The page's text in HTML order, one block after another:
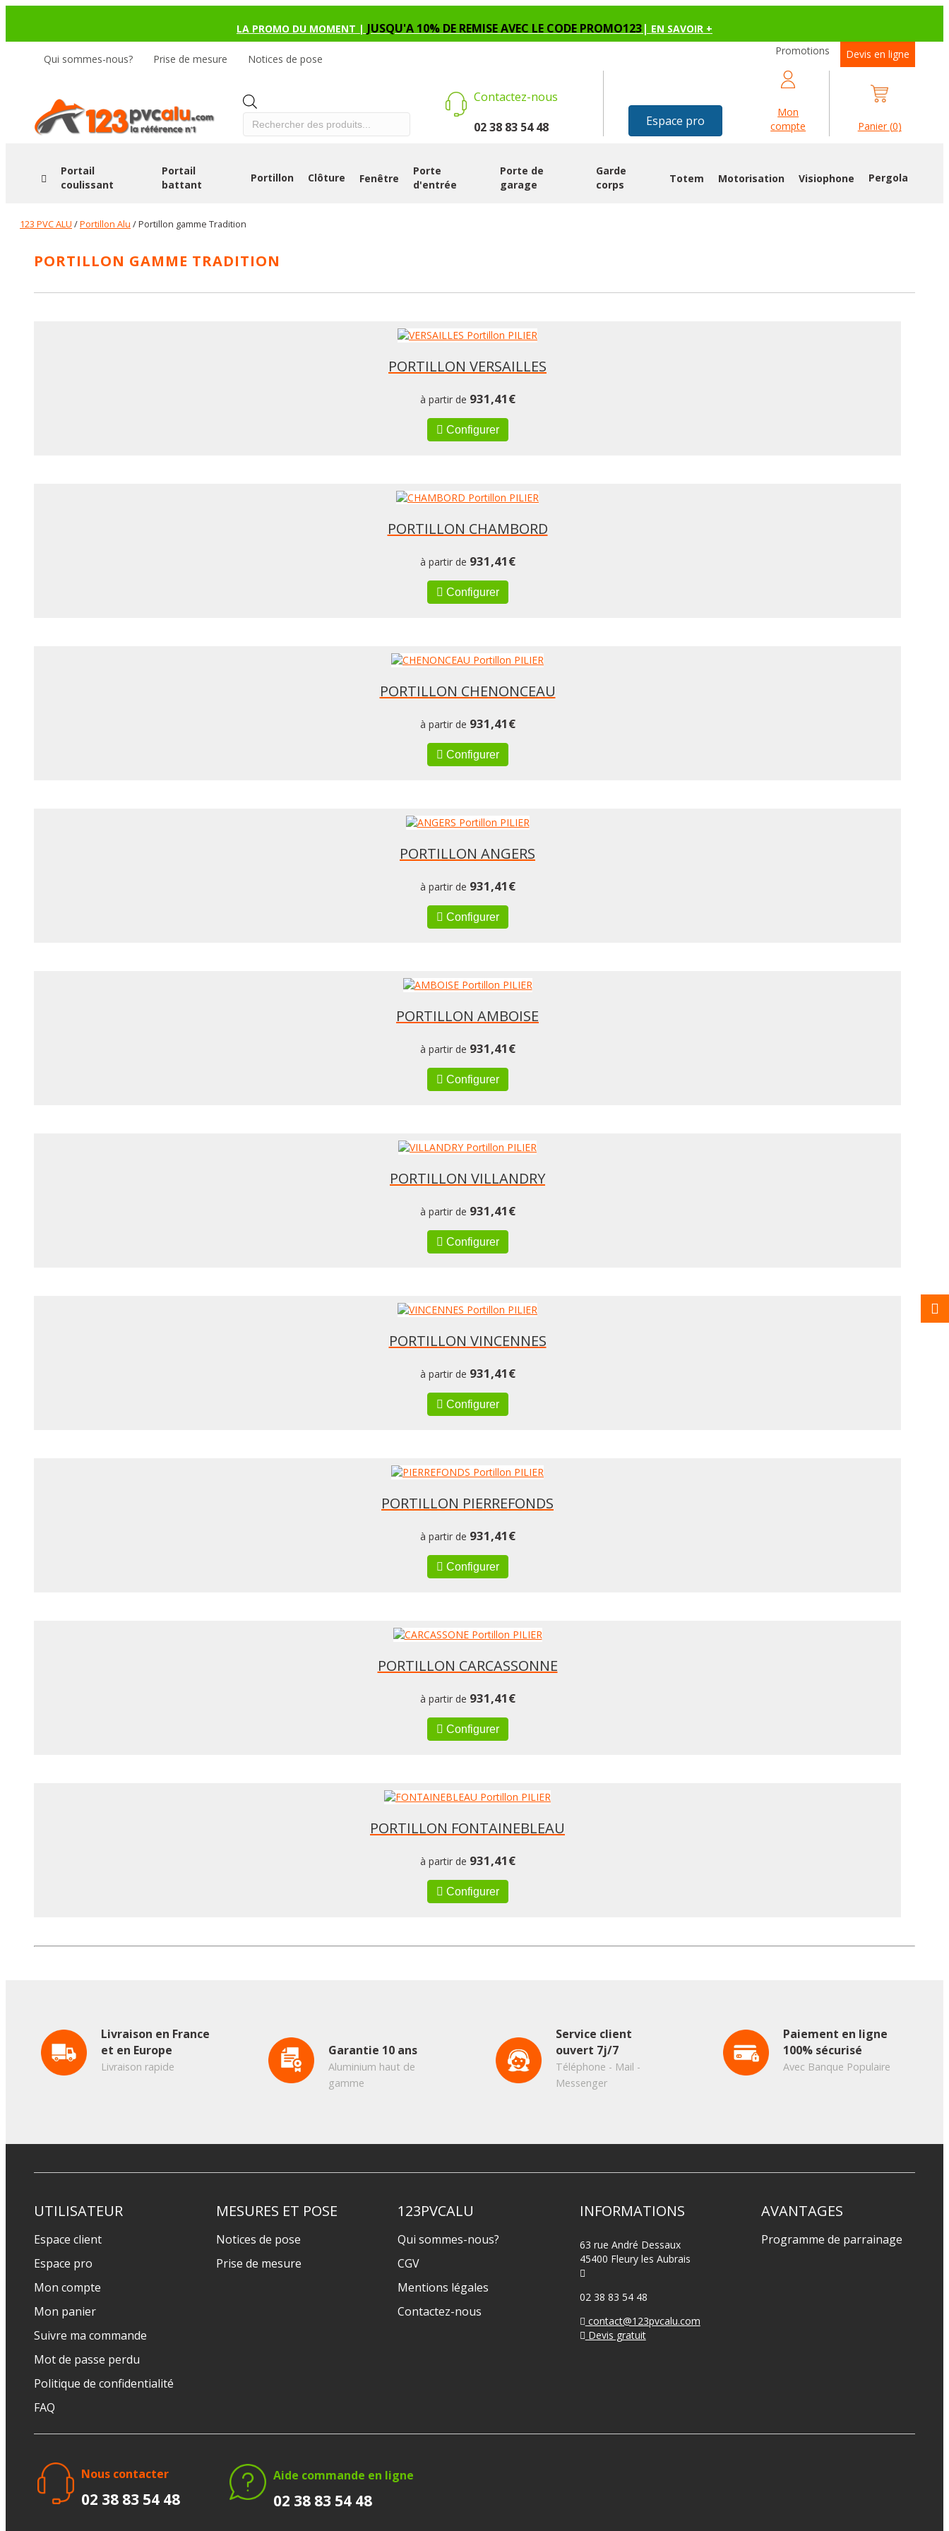
LA PROMO DU MOMENT | JUSQU'A 10% DE REMISE AVEC LE CODE PROMO123| EN SAVOIR +
Qui sommes-nous? Prise de mesure Notices de pose
Promotions Devis en ligne
search
Contactez-nous
02 38 83 54 48
Espace pro
Mon
compte
Panier(0)
Portail
coulissant
Portail
battant
Portillon Clôture Fenêtre
Porte
d'entrée
Porte de
garage
Garde
corps
Totem Motorisation Visiophone Pergola
123 PVC ALU /Portillon Alu / Portillon gamme Tradition
PORTILLON GAMME TRADITION
PORTILLON VERSAILLES
à partir de 931,41€
Configurer
PORTILLON CHAMBORD
à partir de 931,41€
Configurer
PORTILLON CHENONCEAU
à partir de 931,41€
Configurer
PORTILLON ANGERS
à partir de 931,41€
Configurer
PORTILLON AMBOISE
à partir de 931,41€
Configurer
PORTILLON VILLANDRY
à partir de 931,41€
Configurer
PORTILLON VINCENNES
à partir de 931,41€
Configurer
PORTILLON PIERREFONDS
à partir de 931,41€
Configurer
PORTILLON CARCASSONNE
à partir de 931,41€
Configurer
PORTILLON FONTAINEBLEAU
à partir de 931,41€
Configurer
Livraison en France
et en Europe
Livraison rapide
Garantie 10 ans
Aluminium haut de
gamme
Service client
ouvert 7j/7
Téléphone - Mail -
Messenger
Paiement en ligne
100% sécurisé
Avec Banque Populaire
UTILISATEUR
Espace client
Espace pro
Mon compte
Mon panier
Suivre ma commande
Mot de passe perdu
Politique de confidentialité
FAQ
MESURES ET POSE
Notices de pose
Prise de mesure
123PVCALU
Qui sommes-nous?
CGV
Mentions légales
Contactez-nous
INFORMATIONS
63 rue André Dessaux
45400 Fleury les Aubrais
02 38 83 54 48
contact@123pvcalu.com
Devis gratuit
AVANTAGES
Programme de parrainage
Nous contacter
02 38 83 54 48
Aide commande en ligne
02 38 83 54 48